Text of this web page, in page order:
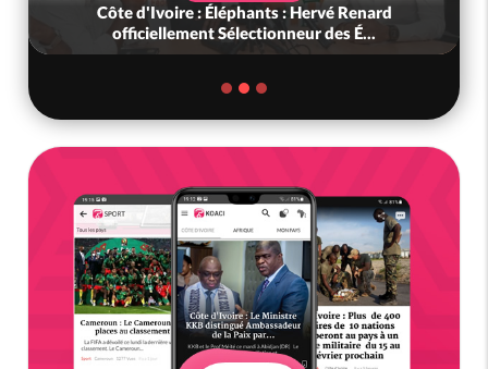
Côte d'Ivoire : Éléphants : Hervé Renard
officiellement Sélectionneur des É...